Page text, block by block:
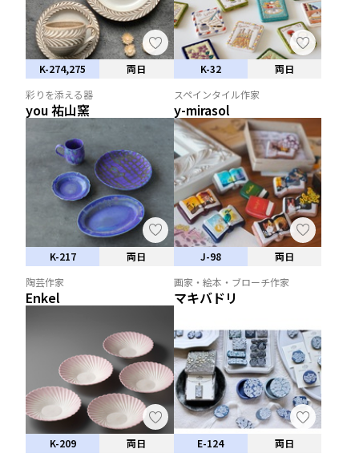
K-274,275
両日
彩りを添える器
you 祐山窯
K-32
両日
スペインタイル作家
y-mirasol
K-217
両日
陶芸作家
Enkel
J-98
両日
画家・絵本・ブローチ作家
マキバドリ
K-209
両日
E-124
両日